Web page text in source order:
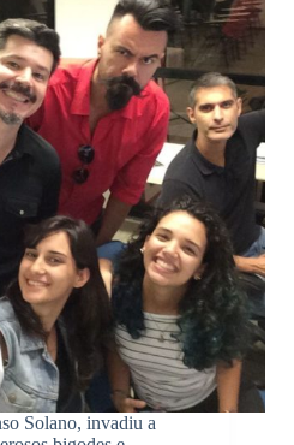
Solano, invadiu a